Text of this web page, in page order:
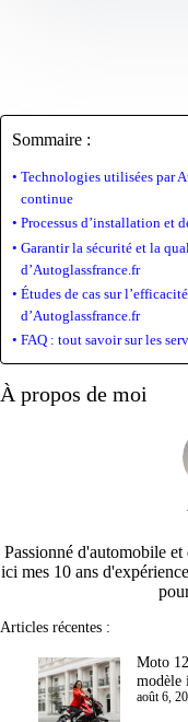
Sommaire :
Technologies utilisées par
continue
Processus d’installation et
Garantir la sécurité et la
d’Autoglassfrance.fr
Études de cas sur
d’Autoglassfrance.fr
FAQ : tout savoir sur les
À propos de moi
Passionné d'automobile
ici mes 10 ans
Articles récentes :
Moto
modèle
août 6,